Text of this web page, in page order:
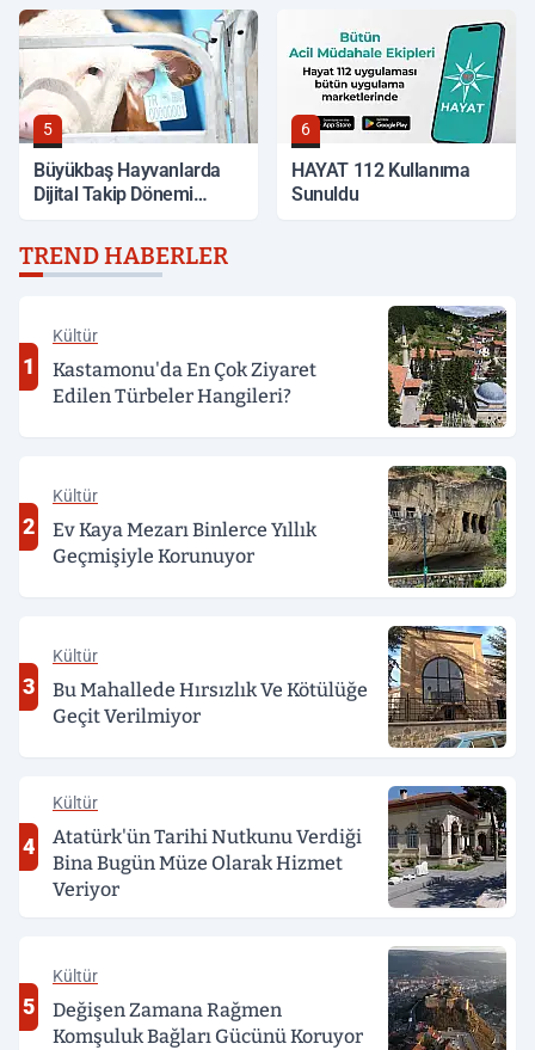
5
Büyükbaş Hayvanlarda
Dijital Takip Dönemi
6
HAYAT 112 Kullanıma
Sunuldu
TREND HABERLER
1
Kültür
Kastamonu'da En Çok Ziyaret
Edilen Türbeler Hangileri?
2
Kültür
Ev Kaya Mezarı Binlerce Yıllık
Geçmişiyle Korunuyor
3
Kültür
Bu Mahallede Hırsızlık Ve Kötülüğe
Geçit Verilmiyor
4
Kültür
Atatürk'ün Tarihi Nutkunu Verdiği
Bina Bugün Müze Olarak Hizmet
Veriyor
5
Kültür
Değişen Zamana Rağmen
Komşuluk Bağları Gücünü Koruyor